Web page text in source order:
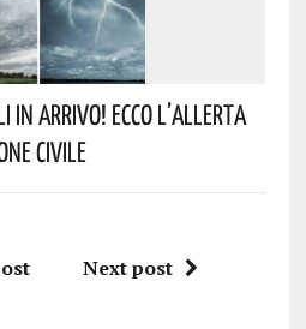
In Arrivo! Ecco L’allerta
Civile
Next post